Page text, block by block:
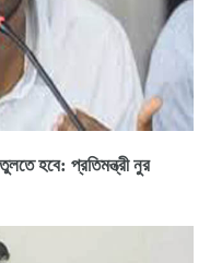
হবে: প্রতিমন্ত্রী নুর